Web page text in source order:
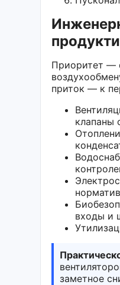
Приоритет —
приток — к
клапаны
входы и
заметное